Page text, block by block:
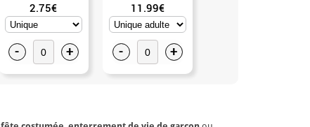
2.75€
- +
11.99€
- +